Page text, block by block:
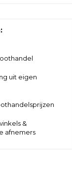
uit eigen
&
afnemers